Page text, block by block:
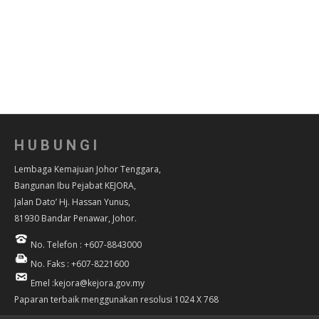
HUBUNGI
Lembaga Kemajuan Johor Tenggara,
Bangunan Ibu Pejabat KEJORA,
Jalan Dato’ Hj. Hassan Yunus,
81930 Bandar Penawar, Johor.
No. Telefon : +607-8843000
No. Faks : +607-8221600
Emel :kejora@kejora.gov.my
Paparan terbaik menggunakan resolusi 1024 X 768